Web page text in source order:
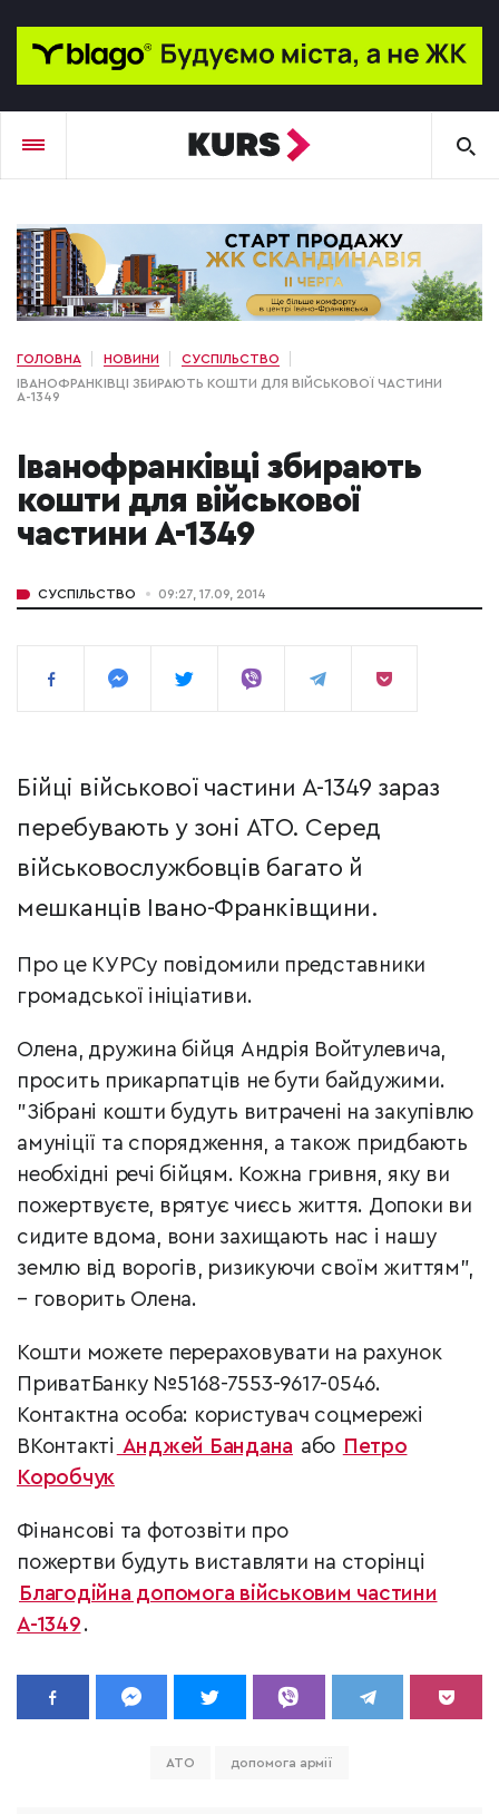
ГОЛОВНА НОВИНИ
СУСПІЛЬСТВО
ІВАНОФРАНКІВЦІ ЗБИРАЮТЬ КОШТИ ДЛЯ ВІЙСЬКОВОЇ ЧАСТИНИ
А-1349
Іванофранківці збирають
кошти для військової
частини А-1349
СУСПІЛЬСТВО 09:27, 17.09, 2014
Бійці військової частини А-1349 зараз
перебувають у зоні АТО. Серед
військовослужбовців багато й
мешканців Івано-Франківщини.
Про це КУРСу повідомили представники
громадської ініціативи.
Олена, дружина бійця Андрія Войтулевича,
просить прикарпатців не бути байдужими.
"Зібрані кошти будуть витрачені на закупівлю
амуніції та спорядження, а також придбають
необхідні речі бійцям. Кожна гривня, яку ви
пожертвуєте, врятує чиєсь життя. Допоки ви
сидите вдома, вони захищають нас і нашу
землю від ворогів, ризикуючи своїм життям",
– говорить Олена.
Кошти можете перераховувати на рахунок
ПриватБанку №5168-7553-9617-0546.
Контактна особа: користувач соцмережі
ВКонтакті Анджей Бандана або Петро
Коробчук
Фінансові та фотозвіти про
пожертви будуть виставляти на сторінці
Благодійна допомога військовим частини
А-1349 .
АТО допомога армії